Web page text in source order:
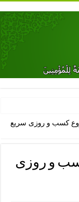
محبت شوهر
بخش
اظهر الجمیل برای
مخصوص مستجاب الدعوه
خوابی کودکان
کسب و روزی سریع
و روزی